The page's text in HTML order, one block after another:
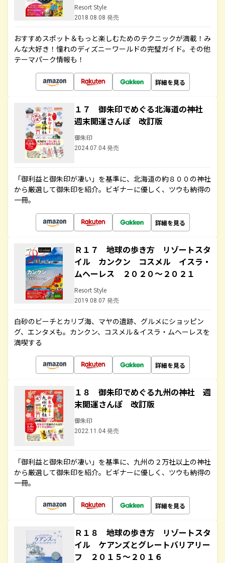
Resort Style
2018.08.08 発売
おすすめスポット＆もっと楽しむためのテクニックが満載！み
んな大好き！憧れのディズニーワールドの完璧ガイド。その他
テーマパーク情報も！
詳細を見る
１７ 御朱印でめぐる北海道の神社
週末開運さんぽ 改訂版
御朱印
2024.07.04 発売
「御利益と御朱印が凄い」を基準に、北海道の約８００の神社
から厳選して御朱印を紹介。ビギナーに優しく、ツウも納得の
一冊。
詳細を見る
Ｒ１７ 地球の歩き方 リゾートスタ
イル カンクン コスメル イスラ・
ムヘーレス ２０２０～２０２１
Resort Style
2019.08.07 発売
白砂のビーチとカリブ海、マヤの遺跡、グルメにショッピン
グ、エンタメも。カンクン、コスメル＆イスラ・ムヘーレスを
満喫する
詳細を見る
１８ 御朱印でめぐる九州の神社 週
末開運さんぽ 改訂版
御朱印
2022.11.04 発売
「御利益と御朱印が凄い」を基準に、九州の２万社以上の神社
から厳選して御朱印を紹介。ビギナーに優しく、ツウも納得の
一冊。
詳細を見る
Ｒ１８ 地球の歩き方 リゾートスタ
イル ケアンズとグレートバリアリー
フ ２０１５～２０１６